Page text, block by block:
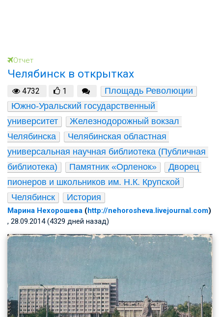
Отчет
Челябинск в открытках
4732 1
Площадь Революции
Южно-Уральский государственный
университет
Железнодорожный вокзал
Челябинска
Челябинская областная
универсальная научная библиотека (Публичная
библиотека)
Памятник «Орленок»
Дворец
пионеров и школьников им. Н.К. Крупской
Челябинск
История
Марина Нехорошева (http://nehorosheva.livejournal.com)
, 28.09.2014 (4329 дней назад)